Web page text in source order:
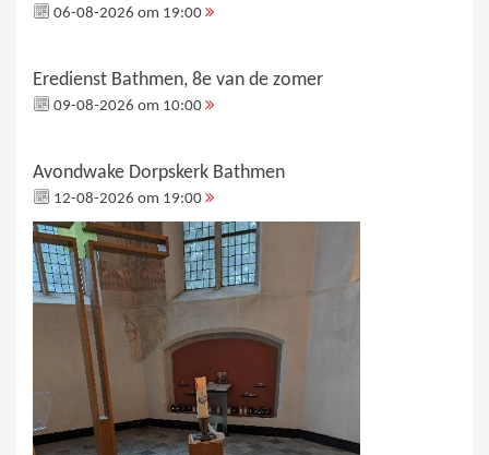
06-08-2026 om 19:00
Eredienst Bathmen, 8e van de zomer
09-08-2026 om 10:00
Avondwake Dorpskerk Bathmen
12-08-2026 om 19:00